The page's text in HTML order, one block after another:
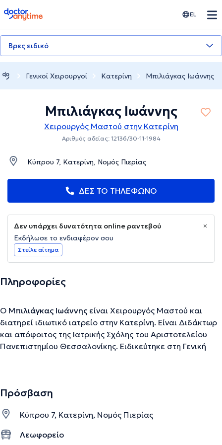
doctoranytime EL
Βρες ειδικό
Γενικοί Χειρουργοί Κατερίνη Μπιλιάγκας Ιωάννης
Μπιλιάγκας Ιωάννης
Χειρουργός Μαστού στην Κατερίνη
Αριθμός αδείας: 12136/30-11-1984
Κύπρου 7, Κατερίνη, Νομός Πιερίας
ΔΕΣ ΤΟ ΤΗΛΕΦΩΝΟ
Δεν υπάρχει δυνατότητα online ραντεβού
Εκδήλωσε το ενδιαφέρον σου
Στείλε αίτημα
Πληροφορίες
Ο Μπιλιάγκας Ιωάννης είναι Χειρουργός Μαστού και
διατηρεί ιδιωτικό ιατρείο στην Κατερίνη. Είναι Διδάκτωρ
και απόφοιτος της Ιατρικής Σχόλης του Αριστοτελείου
Πανεπιστημίου Θεσσαλονίκης. Ειδικεύτηκε στη Γενική
Θωρακοχειρουργική, στη Γυναικολογική και στη
Αντικαρκινικού Νοσοκομείου Θεσσαλονίκης. Μετά τη
λήψη της ειδικότητάς του, εργάστηκε στην Κλινική Άγιος
Λουκάς Θεσσαλονίκης. Ακόμη, έχει εκπαιδευτεί στη
Πρόσβαση
Κύπρου 7, Κατερίνη, Νομός Πιερίας
Λεωφορείο